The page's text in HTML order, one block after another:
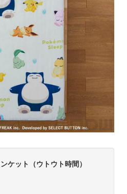
ケット（ウトウト時間）